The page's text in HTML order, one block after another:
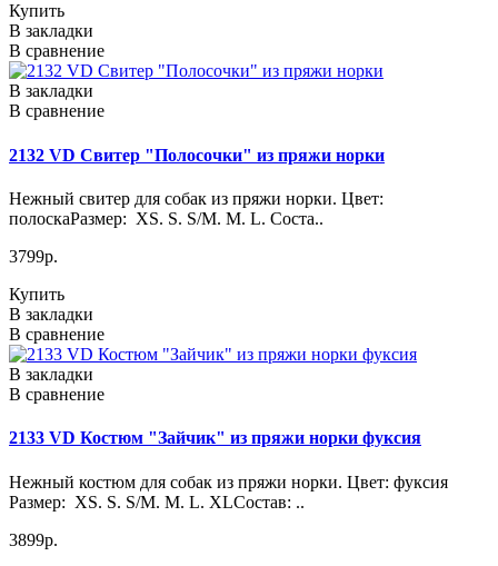
Купить
В закладки
В сравнение
В закладки
В сравнение
2132 VD Свитер "Полосочки" из пряжи норки
Нежный свитер для собак из пряжи норки. Цвет:
полоскаРазмер: XS. S. S/M. M. L. Соста..
3799р.
Купить
В закладки
В сравнение
В закладки
В сравнение
2133 VD Костюм "Зайчик" из пряжи норки фуксия
Нежный костюм для собак из пряжи норки. Цвет: фуксия
Размер: XS. S. S/M. M. L. XLСостав: ..
3899р.